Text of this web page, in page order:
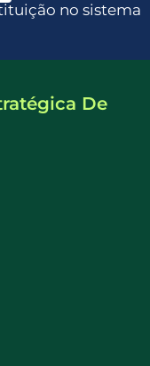
no sistema
De